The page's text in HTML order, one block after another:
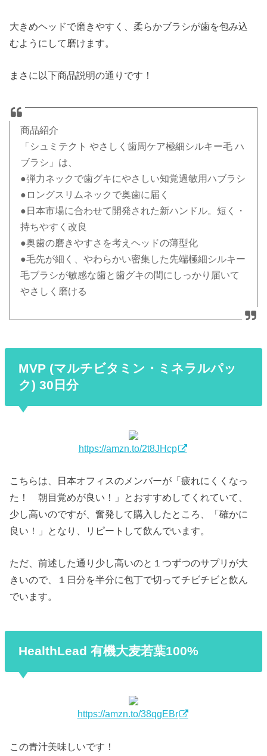
大きめヘッドで磨きやすく、柔らかブラシが歯を包み込
むようにして磨けます。
まさに以下商品説明の通りです！
商品紹介
「シュミテクト やさしく歯周ケア極細シルキー毛 ハ
ブラシ」は、
●弾力ネックで歯グキにやさしい知覚過敏用ハブラシ
●ロングスリムネックで奥歯に届く
●日本市場に合わせて開発された新ハンドル。短く・
持ちやすく改良
●奥歯の磨きやすさを考えヘッドの薄型化
●毛先が細く、やわらかい密集した先端極細シルキー
毛ブラシが敏感な歯と歯グキの間にしっかり届いて
やさしく磨ける
MVP (マルチビタミン・ミネラルパッ
ク) 30日分
https://amzn.to/2t8JHcp
こちらは、日本オフィスのメンバーが「疲れにくくなっ
た！ 朝目覚めが良い！」とおすすめしてくれていて、
少し高いのですが、奮発して購入したところ、「確かに
良い！」となり、リピートして飲んでいます。
ただ、前述した通り少し高いのと１つずつのサプリが大
きいので、１日分を半分に包丁で切ってチビチビと飲ん
でいます。
HealthLead 有機大麦若葉100%
https://amzn.to/38qgEBr
この青汁美味しいです！